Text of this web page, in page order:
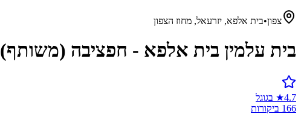
צפון•בית אלפא, יזרעאל, מחוז הצפון
בית עלמין בית אלפא - חפציבה (משותף)
4.7
★ בגוגל
166 ביקורות